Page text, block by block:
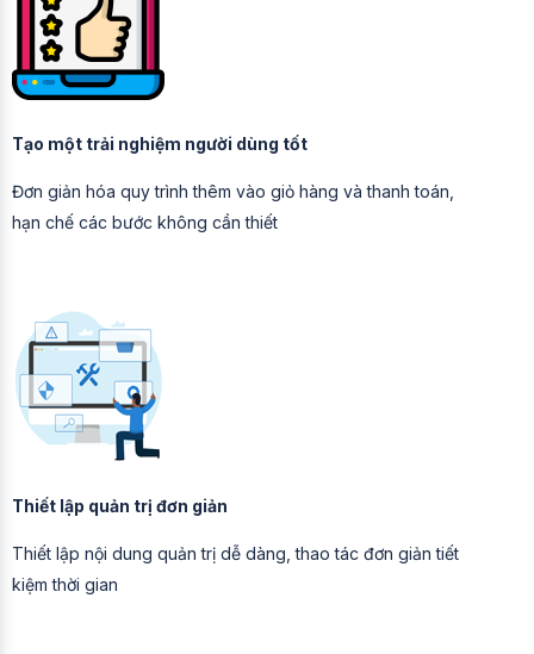
Tạo một trải nghiệm người dùng tốt
Đơn giản hóa quy trình thêm vào giỏ hàng và thanh toán,
hạn chế các bước không cần thiết
Thiết lập quản trị đơn giản
Thiết lập nội dung quản trị dễ dàng, thao tác đơn giản tiết
kiệm thời gian